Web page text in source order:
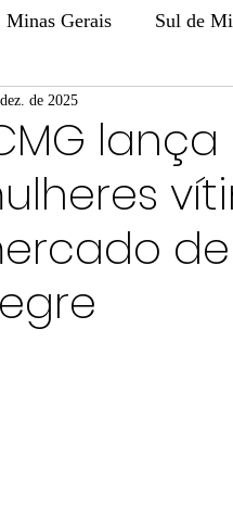
Minas Gerais Sul de
e Versões
21 Coluna: SindJori
de 2025